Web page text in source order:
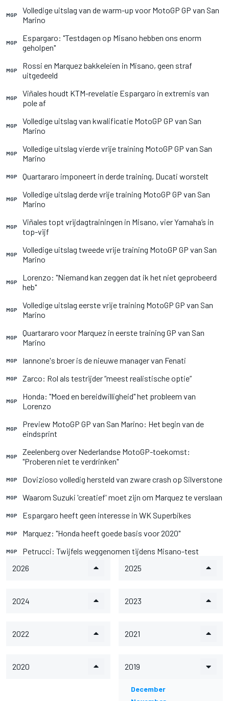
MGP
Volledige uitslag van de warm-up voor MotoGP GP van San
Marino
MGP
Espargaro: "Testdagen op Misano hebben ons enorm
geholpen"
MGP
Rossi en Marquez bakkeleien in Misano, geen straf
uitgedeeld
MGP
Viñales houdt KTM-revelatie Espargaro in extremis van
pole af
MGP
Volledige uitslag van kwalificatie MotoGP GP van San
Marino
MGP
Volledige uitslag vierde vrije training MotoGP GP van San
Marino
MGP Quartararo imponeert in derde training, Ducati worstelt
MGP
Volledige uitslag derde vrije training MotoGP GP van San
Marino
MGP
Viñales topt vrijdagtrainingen in Misano, vier Yamaha’s in
top-vijf
MGP
Volledige uitslag tweede vrije training MotoGP GP van San
Marino
MGP
Lorenzo: "Niemand kan zeggen dat ik het niet geprobeerd
heb"
MGP
Volledige uitslag eerste vrije training MotoGP GP van San
Marino
MGP
Quartararo voor Marquez in eerste training GP van San
Marino
MGP Iannone's broer is de nieuwe manager van Fenati
MGP Zarco: Rol als testrijder “meest realistische optie”
MGP
Honda: "Moed en bereidwilligheid" het probleem van
Lorenzo
MGP
Preview MotoGP GP van San Marino: Het begin van de
eindsprint
MGP
Zeelenberg over Nederlandse MotoGP-toekomst:
"Proberen niet te verdrinken"
MGP Dovizioso volledig hersteld van zware crash op Silverstone
MGP Waarom Suzuki 'creatief' moet zijn om Marquez te verslaan
MGP Espargaro heeft geen interesse in WK Superbikes
MGP Marquez: "Honda heeft goede basis voor 2020"
MGP
Petrucci: Twijfels weggenomen tijdens Misano-test
2026
2025
2024 2023
2022 2021
2020 2019
December